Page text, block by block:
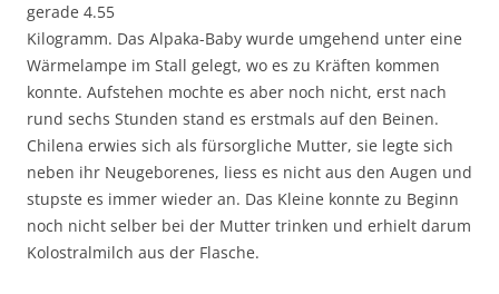
gerade 4.55
Kilogramm. Das Alpaka-Baby wurde umgehend unter eine
Wärmelampe im Stall gelegt, wo es zu Kräften kommen
konnte. Aufstehen mochte es aber noch nicht, erst nach
rund sechs Stunden stand es erstmals auf den Beinen.
Chilena erwies sich als fürsorgliche Mutter, sie legte sich
neben ihr Neugeborenes, liess es nicht aus den Augen und
stupste es immer wieder an. Das Kleine konnte zu Beginn
noch nicht selber bei der Mutter trinken und erhielt darum
Kolostralmilch aus der Flasche.